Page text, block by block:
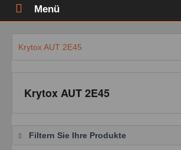
Menü
Krytox AUT 2E45
Krytox AUT 2E45
Filtern Sie Ihre Produkte